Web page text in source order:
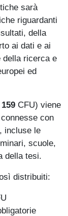
sarà
riguardanti
della
ai dati e ai
della ricerca e
ed
159 CFU) viene
con
incluse le
scuole,
della tesi.
distribuiti: